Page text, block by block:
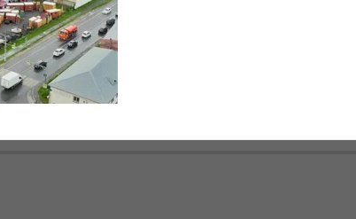
Грунт-эмаль по ржавч. 3в1 HAMMERTON коричневая 0,9л
Товар
Краски